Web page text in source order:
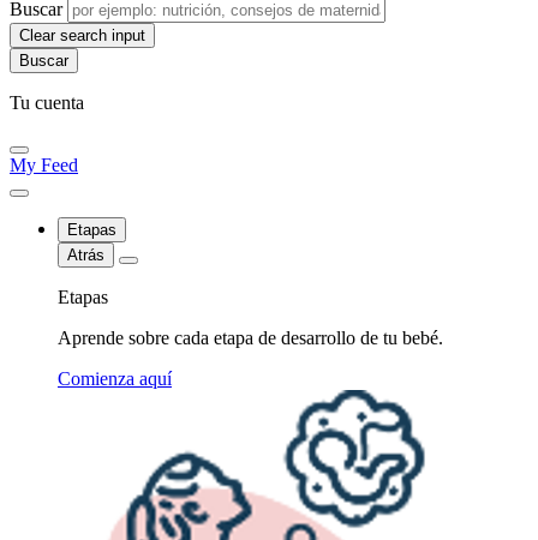
Buscar
Clear search input
Tu cuenta
My Feed
Etapas
Atrás
Etapas
Aprende sobre cada etapa de desarrollo de tu bebé.
Comienza aquí